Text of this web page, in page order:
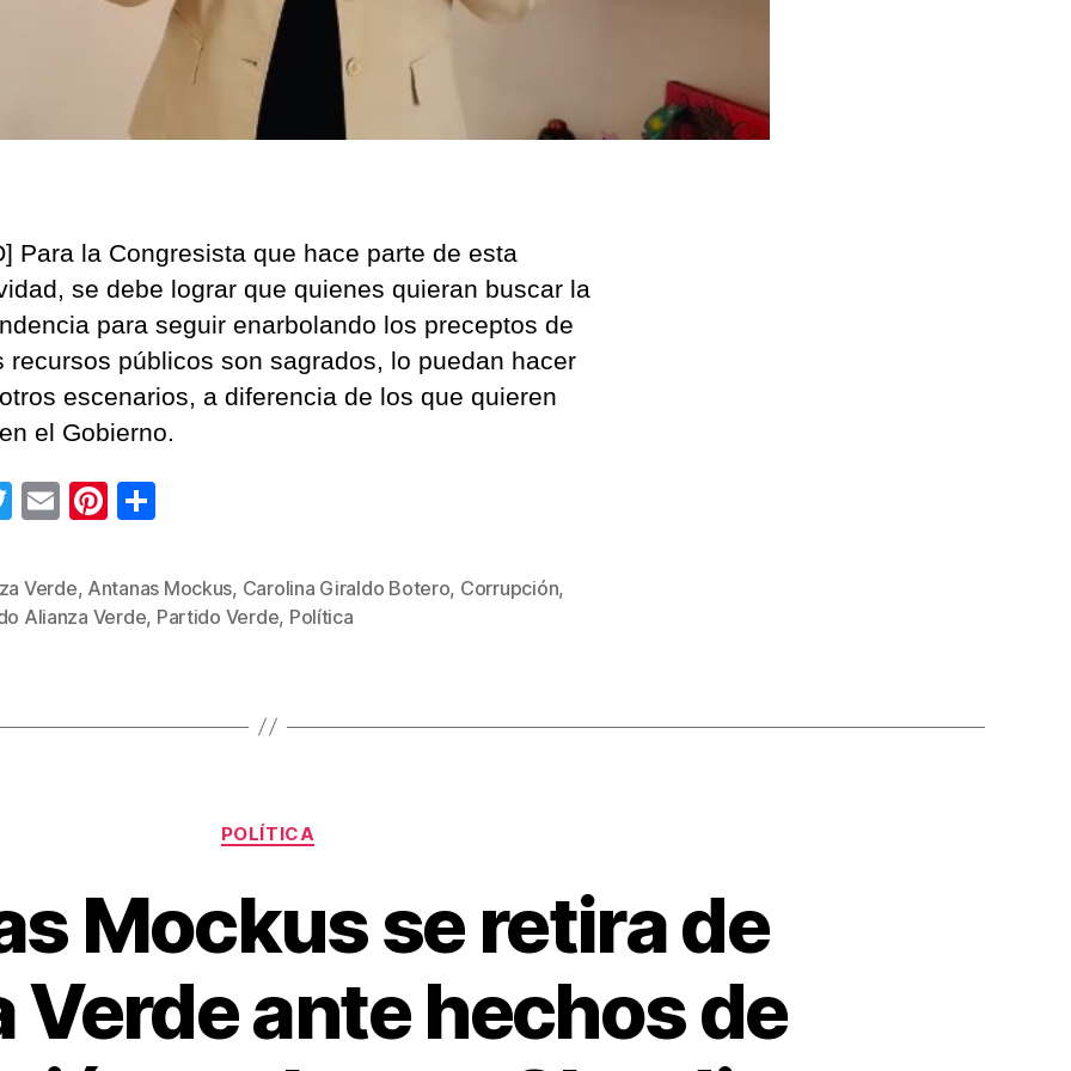
Para la Congresista que hace parte de esta
se debe lograr que quienes quieran buscar la
para seguir enarbolando los preceptos de
recursos públicos son sagrados, lo puedan hacer
escenarios, a diferencia de los que quieren
el Gobierno.
T
tt
er
E
ail
Pi
er
e
m
p
Verde, Antanas Mockus, Carolina Giraldo Botero, Corrupción,
Alianza Verde, Partido Verde, Política
Categorías
POLÍTICA
Mockus se retira de
Verde ante hechos de